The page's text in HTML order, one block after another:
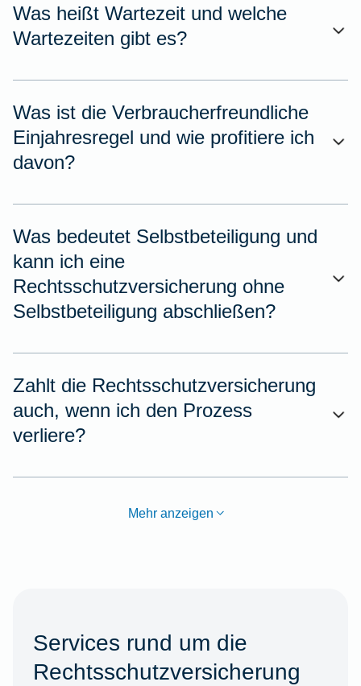
Was heißt Wartezeit und welche
Wartezeiten gibt es?
Was ist die Verbraucherfreundliche
Einjahresregel und wie profitiere ich
davon?
Was bedeutet Selbstbeteiligung und
kann ich eine
Rechtsschutzversicherung ohne
Selbstbeteiligung abschließen?
Zahlt die Rechtsschutzversicherung
auch, wenn ich den Prozess
verliere?
Mehr anzeigen
Services rund um die
Rechtsschutzversicherung